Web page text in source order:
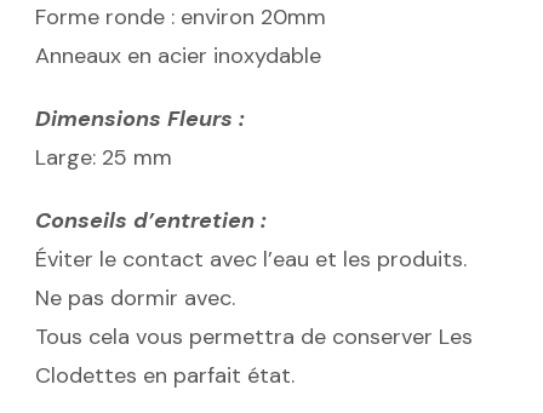
Forme ronde : environ 20mm
Anneaux en acier inoxydable
Dimensions Fleurs :
Large: 25 mm
Conseils d’entretien :
Éviter le contact avec l’eau et les produits.
Ne pas dormir avec.
Tous cela vous permettra de conserver Les
Clodettes en parfait état.